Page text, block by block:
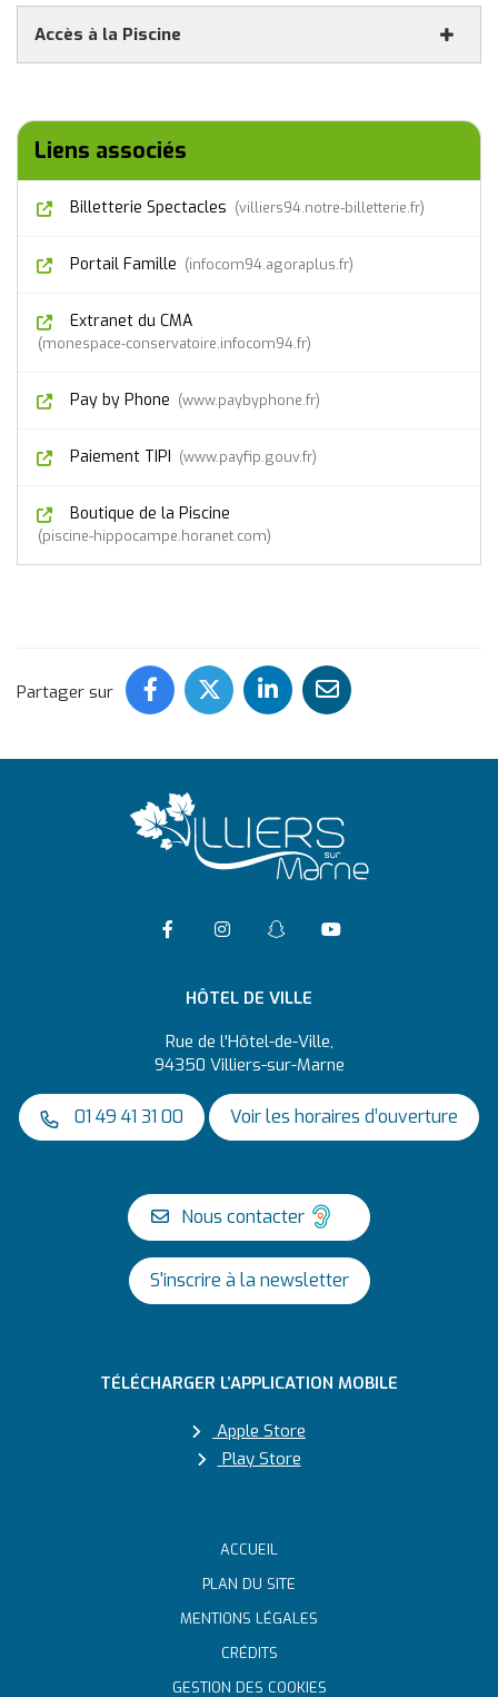
(nouvelle fenêtre)
paybyphone.fr (nouvelle
(nouvelle fenêtre)
(nouvelle fenêtre)
Accès à la Piscine
(nouvelle fenêtre)
Liens associés
Billetterie Spectacles villiers94.notre-billetterie.fr
Portail Famille infocom94.agoraplus.fr
Extranet du CMA
monespace-conservatoire.infocom94.fr
Pay by Phone www.paybyphone.fr
Paiement TIPI www.payfip.gouv.fr
Boutique de la Piscine
piscine-hippocampe.horanet.com
Partager sur Partager ce contenu sur
Partager ce contenu sur
Partager ce
Partager ce
Accéder à la page Facebook
Suivre l'actualité de
Suivre l'actualité
Accéder à la
HÔTEL DE VILLE
Rue de l'Hôtel-de-Ville,
94350 Villiers-sur-Marne
01 49 41 31 00 Voir les horaires d’ouverture
Nous contacter
S'inscrire à la newsletter
TÉLÉCHARGER L’APPLICATION MOBILE
Apple Store
Play Store
ACCUEIL
PLAN DU SITE
MENTIONS LÉGALES
CRÉDITS
GESTION DES COOKIES